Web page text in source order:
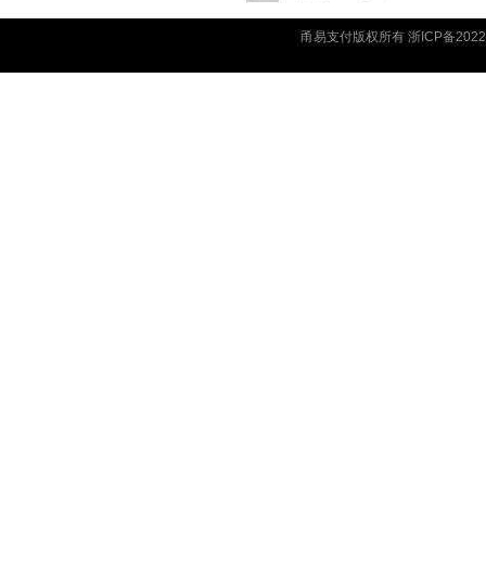
甬易支付版权所有 浙ICP备